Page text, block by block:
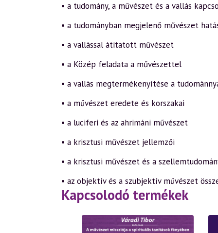
• a tudomány, a művészet és a vallás
• a tudományban megjelenő művészet
• a vallással átitatott művészet
• a Közép feladata a művészettel
• a vallás megtermékenyítése a
• a művészet eredete és korszakai
• a luciferi és az ahrimáni művészet
• a krisztusi művészet jellemzői
• a krisztusi művészet és a
• az objektív és a szubjektív művészet
Kapcsolodó termékek